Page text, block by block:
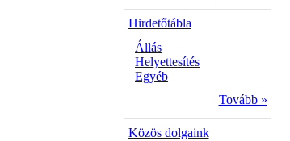
Hirdetőtábla
Állás
Helyettesítés
Egyéb
Tovább »
Közös dolgaink